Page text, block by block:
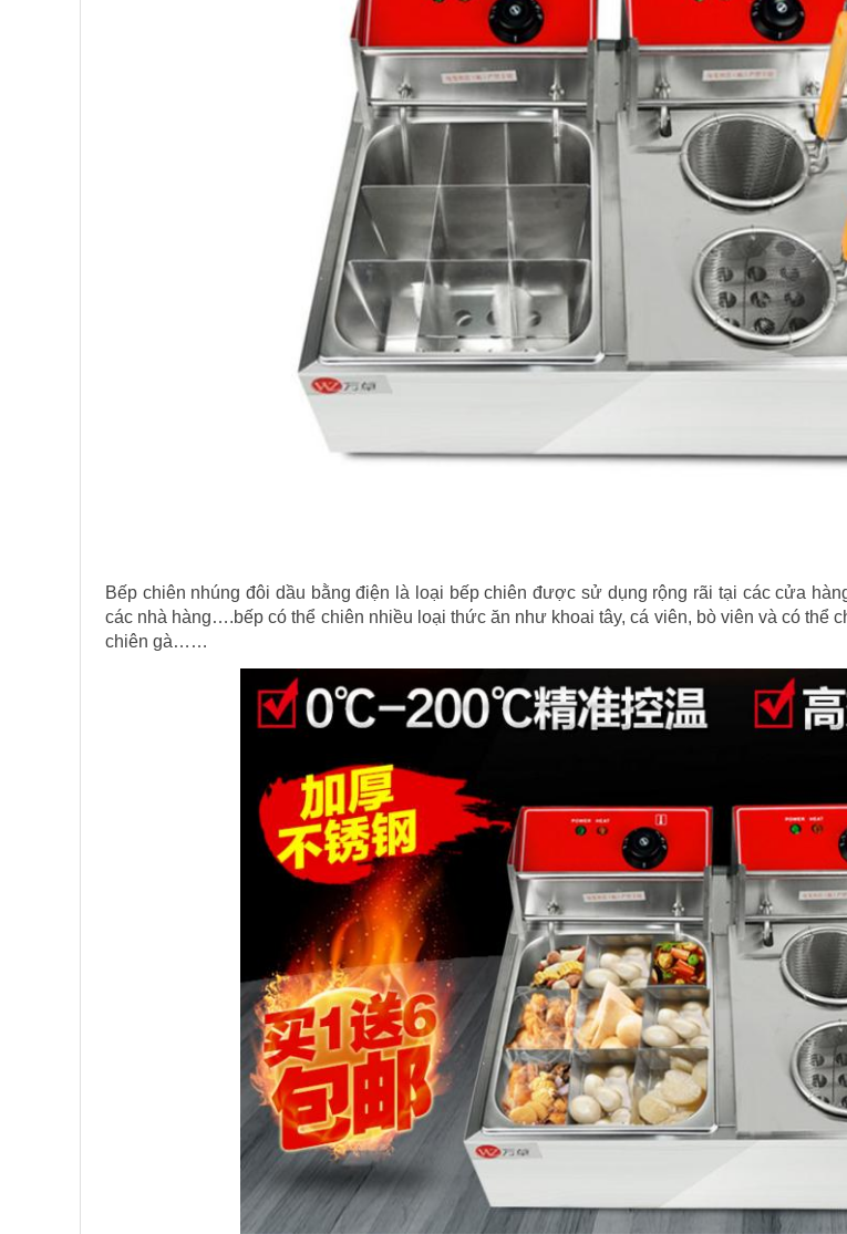
Bếp chiên nhúng đôi dầu bằng điện là loại bếp chiên được sử dụng rộng rãi tại các cửa
các nhà hàng….bếp có thể chiên nhiều loại thức ăn như khoai tây, cá viên, bò viên và có thể
chiên gà……